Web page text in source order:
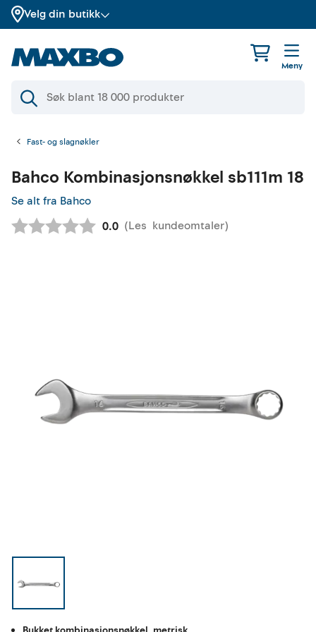
Velg din butikk
Meny
Fast- og slagnøkler
Bahco Kombinasjonsnøkkel sb111m 18
Se alt fra Bahco
Gjennomsnittskarakter:
0.0 (Les kundeomtaler)